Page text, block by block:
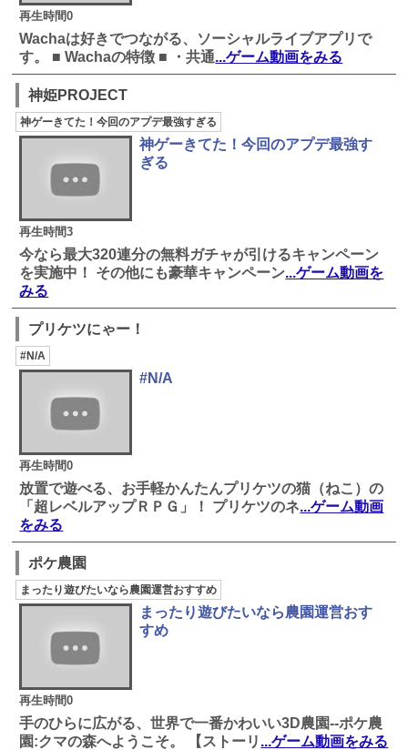
再生時間0
Wachaは好きでつながる、ソーシャルライブアプリで
す。 ■ Wachaの特徴 ■ ・共通...ゲーム動画をみる
神姫PROJECT
神ゲーきてた！今回のアプデ最強すぎる
再生時間3
神ゲーきてた！今回のアプデ最強す
ぎる
今なら最大320連分の無料ガチャが引けるキャンペーン
を実施中！ その他にも豪華キャンペーン...ゲーム動画を
みる
プリケツにゃー！
#N/A
再生時間0
#N/A
放置で遊べる、お手軽かんたんプリケツの猫（ねこ）の
「超レベルアップＲＰＧ」！ プリケツのネ...ゲーム動画
をみる
ポケ農園
まったり遊びたいなら農園運営おすすめ
再生時間0
まったり遊びたいなら農園運営おす
すめ
手のひらに広がる、世界で一番かわいい3D農園--ポケ農
園:クマの森へようこそ。 【ストーリ ...ゲーム動画をみる